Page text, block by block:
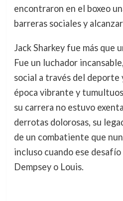
encontraron en el boxeo
barreras sociales y
Jack Sharkey fue más que
Fue un luchador
social a través del deporte
época vibrante y
su carrera no estuvo
derrotas dolorosas, su
de un combatiente que
incluso cuando ese
Dempsey o Louis.